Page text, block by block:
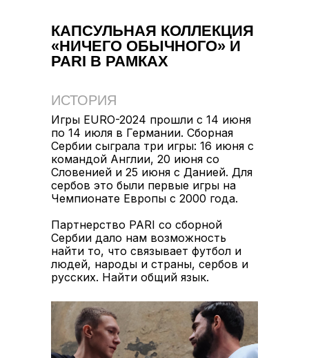
КАПСУЛЬНАЯ КОЛЛЕКЦИЯ
«НИЧЕГО ОБЫЧНОГО» И
PARI В РАМКАХ
СБОРНОЙ СЕРБИИ ПО
ФУТБОЛУ
Игры ЕURO-2024 прошли с 14 июня
по 14 июля в Германии. Сборная
Сербии сыграла три игры: 16 июня с
командой Англии, 20 июня со
Словенией и 25 июня с Данией. Для
сербов это были первые игры на
Чемпионате Европы с 2000 года.
Партнерство PARI со сборной
Сербии дало нам возможность
найти то, что связывает футбол и
людей, народы и страны, сербов и
русских. Найти общий язык.
ИСТОРИЯ